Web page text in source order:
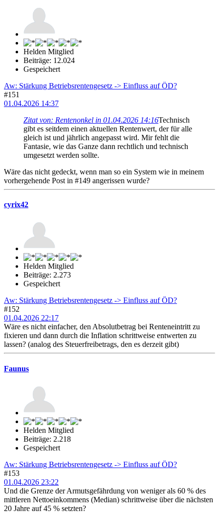
Helden Mitglied
Beiträge: 12.024
Gespeichert
Aw: Stärkung Betriebsrentengesetz -> Einfluss auf ÖD?
#151
01.04.2026 14:37
Zitat von: Rentenonkel in 01.04.2026 14:16Technisch
gibt es seitdem einen aktuellen Rentenwert, der für alle
gleich ist und jährlich angepasst wird. Mir fehlt die
Fantasie, wie das Ganze dann rechtlich und technisch
umgesetzt werden sollte.
Wäre das nicht gedeckt, wenn man so ein System wie in meinem
vorhergehende Post in #149 angerissen wurde?
cyrix42
Helden Mitglied
Beiträge: 2.273
Gespeichert
Aw: Stärkung Betriebsrentengesetz -> Einfluss auf ÖD?
#152
01.04.2026 22:17
Wäre es nicht einfacher, den Absolutbetrag bei Renteneintritt zu
fixieren und dann durch die Inflation schrittweise entwerten zu
lassen? (analog des Steuerfreibetrags, den es derzeit gibt)
Faunus
Helden Mitglied
Beiträge: 2.218
Gespeichert
Aw: Stärkung Betriebsrentengesetz -> Einfluss auf ÖD?
#153
01.04.2026 23:22
Und die Grenze der Armutsgefährdung von weniger als 60 % des
mittleren Nettoeinkommens (Median) schrittweise über die nächsten
20 Jahre auf 45 % setzten?